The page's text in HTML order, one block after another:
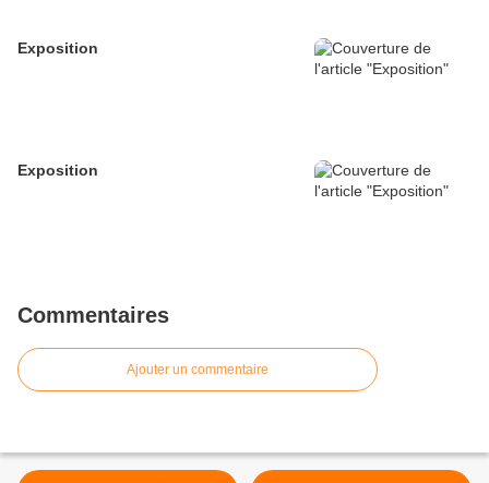
Exposition
Exposition
Commentaires
Ajouter un commentaire